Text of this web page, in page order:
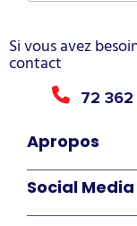
Si vous avez
contact
72
Apropos
Social Media